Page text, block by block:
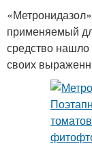
применяемый
средство
своих